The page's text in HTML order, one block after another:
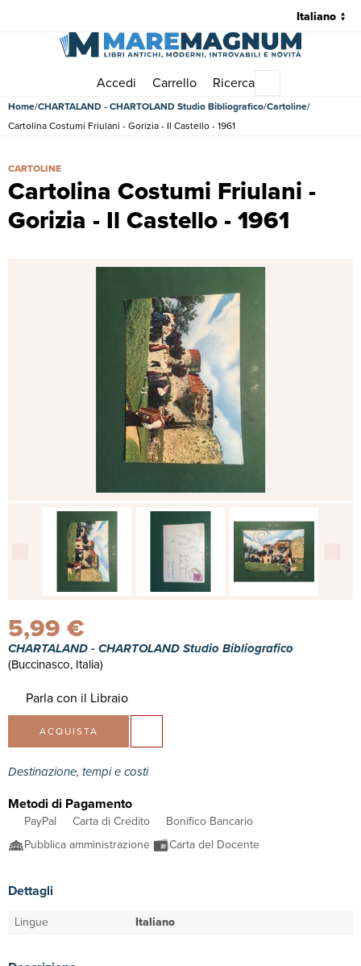
Accedi Carrello Ricerca
Home CHARTALAND - CHARTOLAND Studio Bibliografico Cartoline
Cartolina Costumi Friulani - Gorizia - Il Castello - 1961
Cartolina Costumi Friulani -
Gorizia - Il Castello - 1961
Cartolina Costumi Friulani - Gorizia - Il Castello - 1961 | Cartoline |
CARTOLINE
5,99 €
CHARTALAND - CHARTOLAND Studio Bibliografico
(Buccinasco, Italia)
Parla con il Libraio
ACQUISTA
Destinazione, tempi e costi
Metodi di Pagamento
PayPal Carta di Credito
Bonifico Bancario
Pubblica amministrazione
Carta del Docente
Dettagli
Lingue Italiano